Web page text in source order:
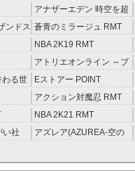
STORM（エンスト）
RMT
アナザーエデン 時空を超
える猫 アカウント RMT
ンドス 蒼青のミラージュ RMT
NBA 2K19 RMT
アトリエオンライン ～ブ
レセイルの錬金術士～
RMT
わる世
Eストアー POINT
アクション対魔忍 RMT
NBA 2K21 RMT
い社
アズレア(AZUREA-空の